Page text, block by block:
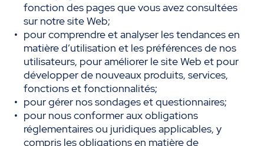
fonction des pages que vous avez consultées
sur notre site Web;
pour comprendre et analyser les tendances en
matière d’utilisation et les préférences de nos
utilisateurs, pour améliorer le site Web et pour
développer de nouveaux produits, services,
fonctions et fonctionnalités;
pour gérer nos sondages et questionnaires;
pour nous conformer aux obligations
réglementaires ou juridiques applicables, y
compris les obligations en matière de